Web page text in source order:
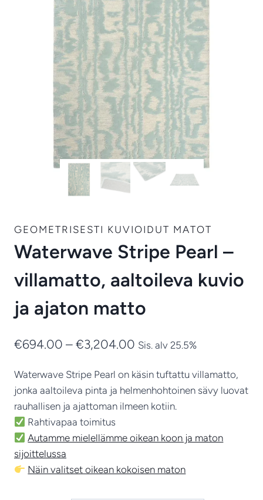
GEOMETRISESTI KUVIOIDUT MATOT
Waterwave Stripe Pearl –
villamatto, aaltoileva kuvio
ja ajaton matto
€694.00 – €3,204.00 Hintaluokka:
-
€3,204.00
Sis. alv 25.5%
Waterwave Stripe Pearl on käsin tuftattu villamatto,
jonka aaltoileva pinta ja helmenhohtoinen sävy luovat
rauhallisen ja ajattoman ilmeen kotiin.
Rahtivapaa toimitus
Autamme mielellämme oikean koon ja maton
sijoittelussa
Näin valitset oikean kokoisen maton